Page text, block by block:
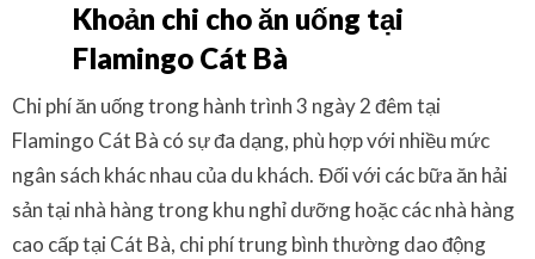
Khoản chi cho ăn uống tại
Flamingo Cát Bà
Chi phí ăn uống trong hành trình 3 ngày 2 đêm tại
Flamingo Cát Bà có sự đa dạng, phù hợp với nhiều mức
ngân sách khác nhau của du khách. Đối với các bữa ăn hải
sản tại nhà hàng trong khu nghỉ dưỡng hoặc các nhà hàng
cao cấp tại Cát Bà, chi phí trung bình thường dao động